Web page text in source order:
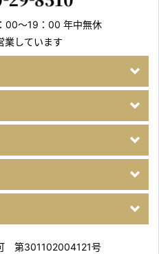
00～19：00 年中無休
業しています
第301102004121号